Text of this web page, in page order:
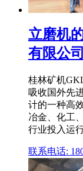
立磨机
有限公
桂林矿机
吸收国外先
计的一种高
冶金、化工
行业投入运
联系电话: